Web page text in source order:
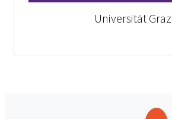
Universität Graz